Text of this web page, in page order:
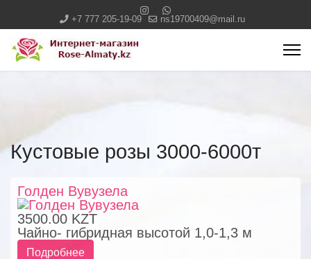
+7 777 205-19-09 ns19700409@mail.ru
Кустовые розы 3000-6000т
Голден Вувузела
3500.00 KZT
Чайно- гибридная высотой 1,0-1,3 м
Подробнее